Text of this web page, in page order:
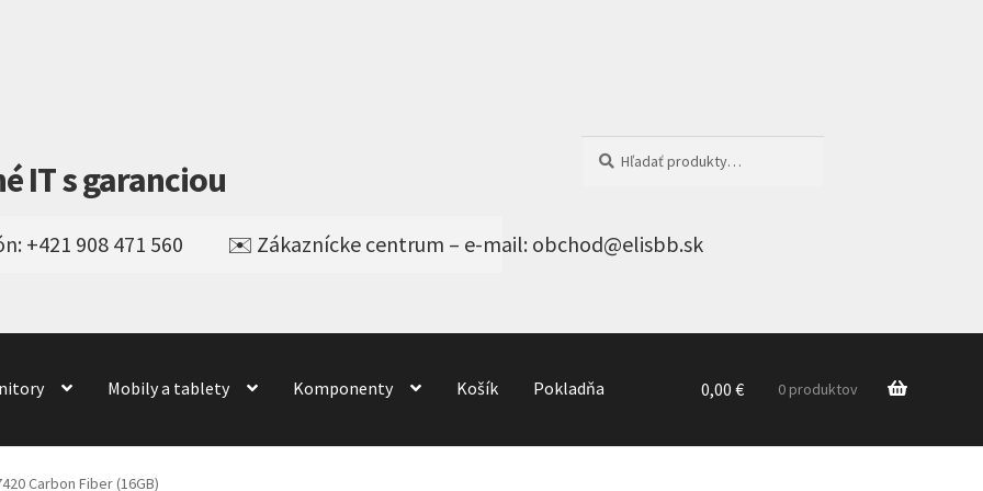
IT s garanciou
Mobily a tablety Komponenty Košík
Pokladňa
podmienkyWishlist
0,00 € 0 produktov
Carbon Fiber (16GB)